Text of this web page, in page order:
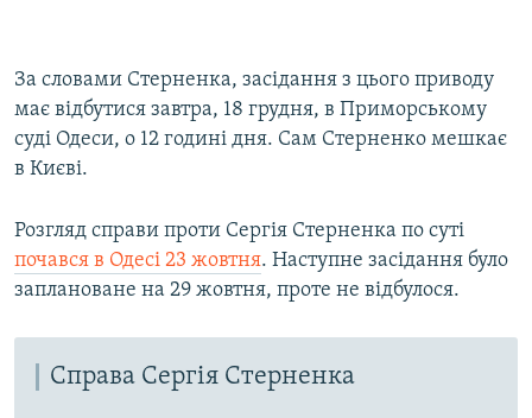
За словами Стерненка, засідання з цього приводу
має відбутися завтра, 18 грудня, в Приморському
суді Одеси, о 12 годині дня. Сам Стерненко мешкає
в Києві.
Розгляд справи проти Сергія Стерненка по суті
почався в Одесі 23 жовтня. Наступне засідання було
заплановане на 29 жовтня, проте не відбулося.
Справа Сергія Стерненка